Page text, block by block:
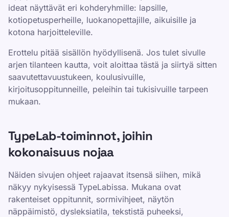
ideat näyttävät eri kohderyhmille: lapsille,
kotiopetusperheille, luokanopettajille, aikuisille ja
kotona harjoitteleville.
Erottelu pitää sisällön hyödyllisenä. Jos tulet sivulle
arjen tilanteen kautta, voit aloittaa tästä ja siirtyä sitten
saavutettavuustukeen, koulusivuille,
kirjoitusoppitunneille, peleihin tai tukisivuille tarpeen
mukaan.
TypeLab-toiminnot, joihin
kokonaisuus nojaa
Näiden sivujen ohjeet rajaavat itsensä siihen, mikä
näkyy nykyisessä TypeLabissa. Mukana ovat
rakenteiset oppitunnit, sormivihjeet, näytön
näppäimistö, dysleksiatila, tekstistä puheeksi,